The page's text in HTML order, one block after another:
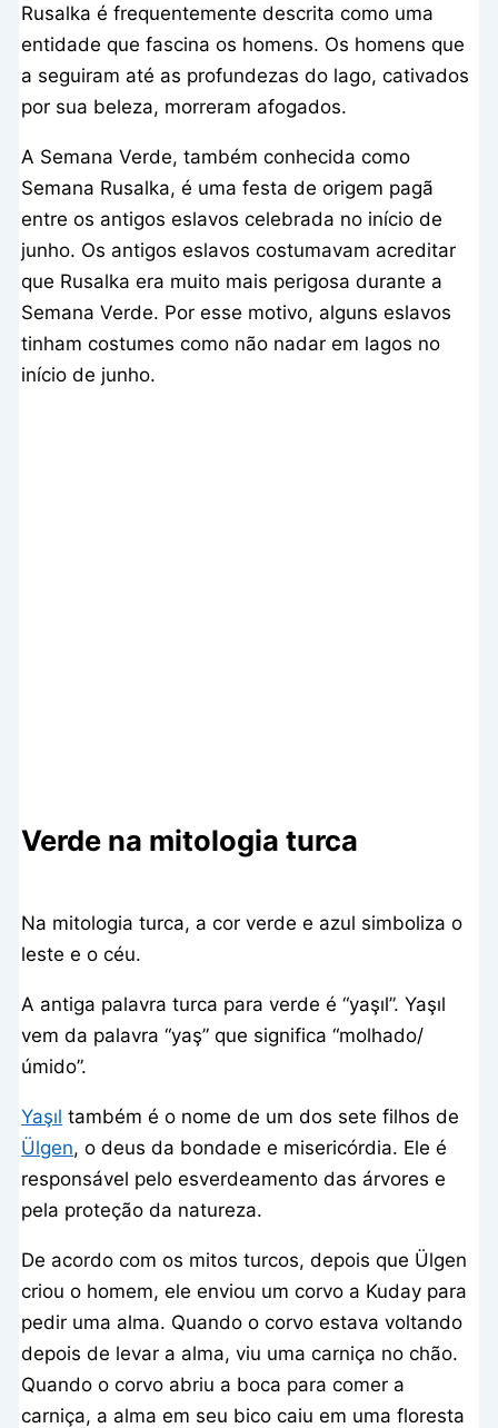
Rusalka é frequentemente descrita como uma
entidade que fascina os homens. Os homens que
a seguiram até as profundezas do lago, cativados
por sua beleza, morreram afogados.
A Semana Verde, também conhecida como
Semana Rusalka, é uma festa de origem pagã
entre os antigos eslavos celebrada no início de
junho. Os antigos eslavos costumavam acreditar
que Rusalka era muito mais perigosa durante a
Semana Verde. Por esse motivo, alguns eslavos
tinham costumes como não nadar em lagos no
início de junho.
Verde na mitologia turca
Na mitologia turca, a cor verde e azul simboliza o
leste e o céu.
A antiga palavra turca para verde é “yaşıl”. Yaşıl
vem da palavra “yaş” que significa “molhado/
úmido”.
Yaşıl também é o nome de um dos sete filhos de
Ülgen, o deus da bondade e misericórdia. Ele é
responsável pelo esverdeamento das árvores e
pela proteção da natureza.
De acordo com os mitos turcos, depois que Ülgen
criou o homem, ele enviou um corvo a Kuday para
pedir uma alma. Quando o corvo estava voltando
depois de levar a alma, viu uma carniça no chão.
Quando o corvo abriu a boca para comer a
carniça, a alma em seu bico caiu em uma floresta